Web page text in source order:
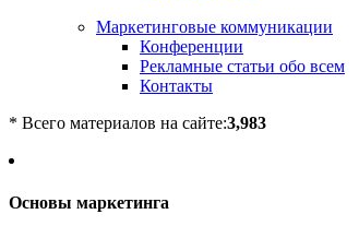
Маркетинговые коммуникации
Конференции
Рекламные статьи обо всем
Контакты
* Всего материалов на сайте:3,983
Основы маркетинга